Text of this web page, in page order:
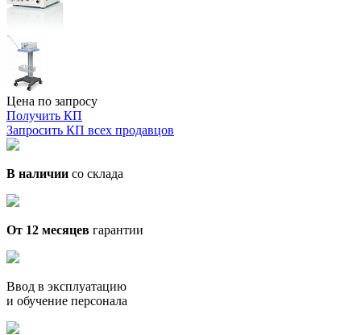
Цена по запросу
Получить КП
Запросить КП всех продавцов
В наличии со склада
От 12 месяцев гарантии
Ввод в эксплуатацию
и обучение персонала